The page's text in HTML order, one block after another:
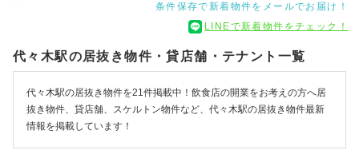
条件保存で新着物件をメールでお届け！
LINEで新着物件をチェック！
代々木駅の居抜き物件・貸店舗・テナント一覧
代々木駅の居抜き物件を21件掲載中！飲食店の開業をお考えの方へ居
抜き物件、貸店舗、スケルトン物件など、代々木駅の居抜き物件最新
情報を掲載しています！